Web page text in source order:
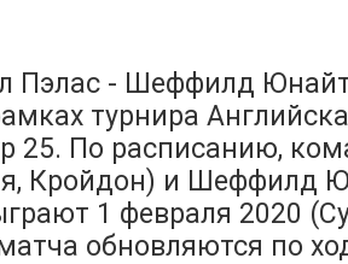
Пэлас - Шеффилд
турнира
25. По расписанию,
Кройдон) и Шеффилд
1 февраля 2020
обновляются по